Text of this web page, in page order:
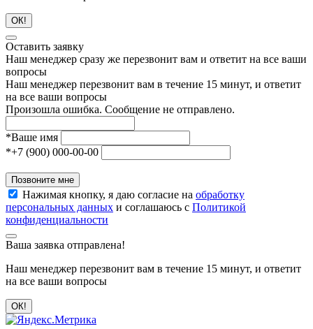
ОК!
Оставить заявку
Наш менеджер сразу же перезвонит вам и ответит на все ваши
вопросы
Наш менеджер перезвонит вам в течение 15 минут, и ответит
на все ваши вопросы
Произошла ошибка. Сообщение не отправлено.
*Ваше имя
*+7 (900) 000-00-00
Позвоните мне
Нажимая кнопку, я даю согласие на обработку
персональных данных и соглашаюсь с Политикой
конфиденциальности
Ваша заявка отправлена!
Наш менеджер перезвонит вам в течение 15 минут, и ответит
на все ваши вопросы
ОК!